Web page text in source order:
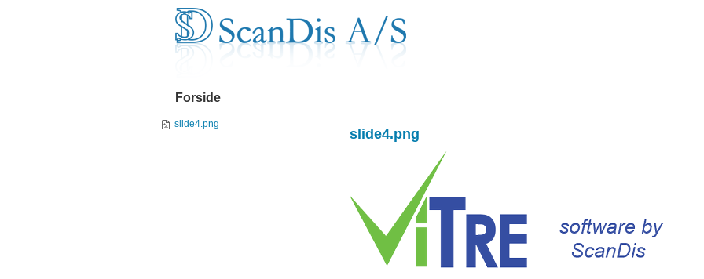
Videre
indhold
menunavigation
Navigation
Forside
slide4.png
slide4.png